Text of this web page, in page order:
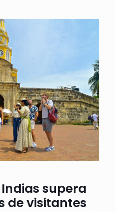
supera
de visitantes